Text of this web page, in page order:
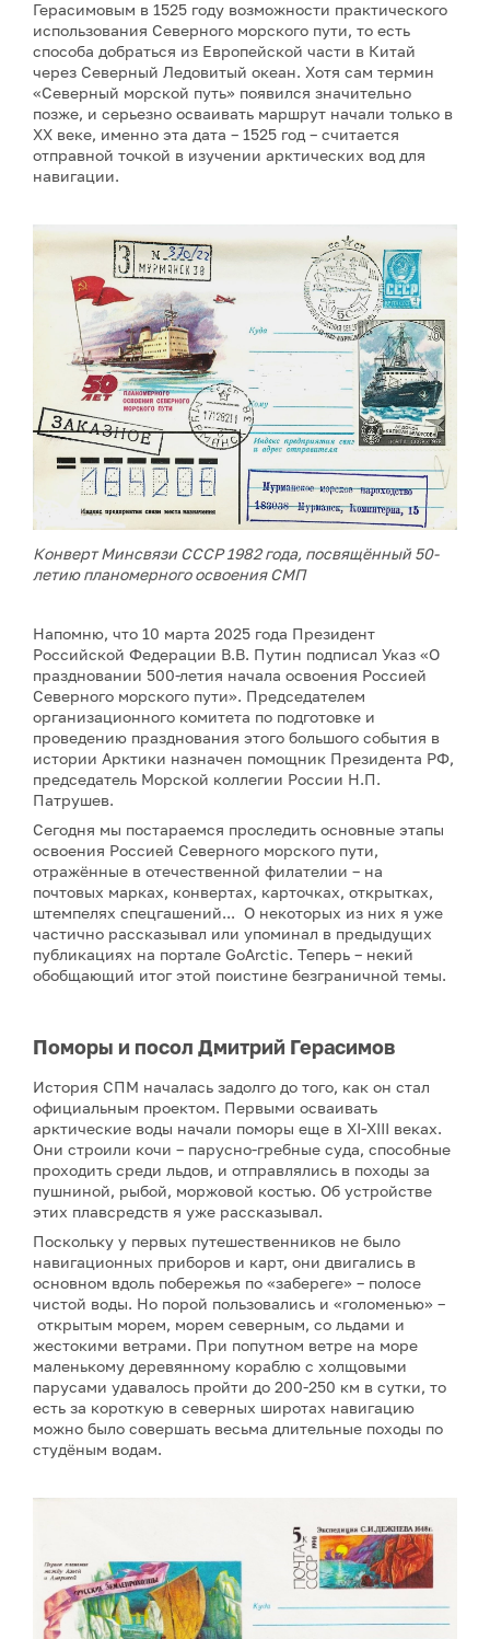
Герасимовым в 1525 году возможности практического
использования Северного морского пути, то есть
способа добраться из Европейской части в Китай
через Северный Ледовитый океан. Хотя сам термин
«Северный морской путь» появился значительно
позже, и серьезно осваивать маршрут начали только в
XX веке, именно эта дата – 1525 год – считается
отправной точкой в изучении арктических вод для
навигации.
Конверт Минсвязи СССР 1982 года, посвящённый 50-
летию планомерного освоения СМП
Напомню, что 10 марта 2025 года Президент
Российской Федерации В.В. Путин подписал Указ «О
праздновании 500-летия начала освоения Россией
Северного морского пути». Председателем
организационного комитета по подготовке и
проведению празднования этого большого события в
истории Арктики назначен помощник Президента РФ,
председатель Морской коллегии России Н.П.
Патрушев.
Сегодня мы постараемся проследить основные этапы
освоения Россией Северного морского пути,
отражённые в отечественной филателии – на
почтовых марках, конвертах, карточках, открытках,
штемпелях спецгашений... О некоторых из них я уже
частично рассказывал или упоминал в предыдущих
публикациях на портале GoArctic. Теперь – некий
обобщающий итог этой поистине безграничной темы.
Поморы и посол Дмитрий Герасимов
История СПМ началась задолго до того, как он стал
официальным проектом. Первыми осваивать
арктические воды начали поморы еще в XI-XIII веках.
Они строили кочи – парусно-гребные суда, способные
проходить среди льдов, и отправлялись в походы за
пушниной, рыбой, моржовой костью. Об устройстве
этих плавсредств я уже рассказывал.
Поскольку у первых путешественников не было
навигационных приборов и карт, они двигались в
основном вдоль побережья по «забереге» – полосе
чистой воды. Но порой пользовались и «голоменью» –
открытым морем, морем северным, со льдами и
жестокими ветрами. При попутном ветре на море
маленькому деревянному кораблю с холщовыми
парусами удавалось пройти до 200-250 км в сутки, то
есть за короткую в северных широтах навигацию
можно было совершать весьма длительные походы по
студёным водам.